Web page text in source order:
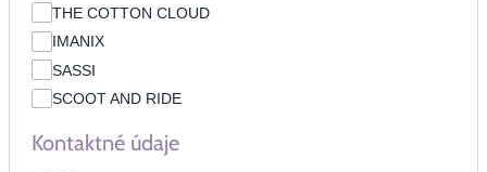
THE COTTON CLOUD
IMANIX
SASSI
SCOOT AND RIDE
Kontaktné údaje